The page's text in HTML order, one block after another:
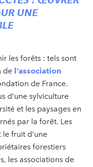
UNE
les forêts : tels sont
de l’association
de France.
d’une sylviculture
et les paysages en
par la forêt. Les
fruit d’une
forestiers
les associations de